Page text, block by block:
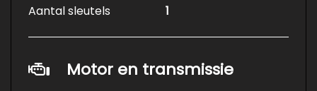
Aantal sleutels
1
Motor en transmissie